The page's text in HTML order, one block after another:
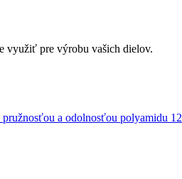
využiť pre výrobu vašich dielov.
a odolnosťou polyamidu